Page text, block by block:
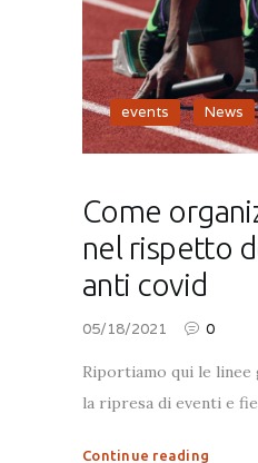
events , News
Come
nel rispetto
anti covid
05/18/2021 0
Riportiamo qui le linee
la ripresa di eventi e
Continue reading